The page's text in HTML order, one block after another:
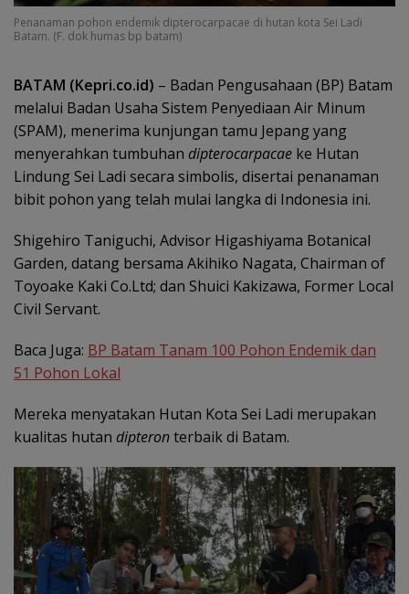
Penanaman pohon endemik dipterocarpacae di hutan kota Sei Ladi
Batam. (F. dok humas bp batam)
BATAM (Kepri.co.id) – Badan Pengusahaan (BP) Batam
melalui Badan Usaha Sistem Penyediaan Air Minum
(SPAM), menerima kunjungan tamu Jepang yang
menyerahkan tumbuhan dipterocarpacae ke Hutan
Lindung Sei Ladi secara simbolis, disertai penanaman
bibit pohon yang telah mulai langka di Indonesia ini.
Shigehiro Taniguchi, Advisor Higashiyama Botanical
Garden, datang bersama Akihiko Nagata, Chairman of
Toyoake Kaki Co.Ltd; dan Shuici Kakizawa, Former Local
Civil Servant.
Baca Juga: BP Batam Tanam 100 Pohon Endemik dan
51 Pohon Lokal
Mereka menyatakan Hutan Kota Sei Ladi merupakan
kualitas hutan dipteronterbaik di Batam.